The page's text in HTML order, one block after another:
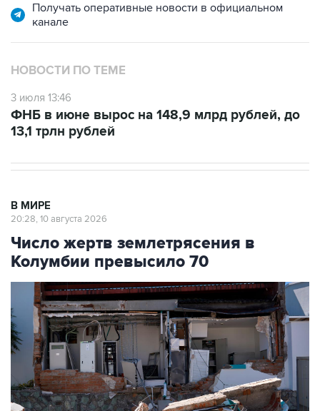
Получать оперативные новости в официальном
канале
НОВОСТИ ПО ТЕМЕ
3 июля 13:46
ФНБ в июне вырос на 148,9 млрд рублей, до
13,1 трлн рублей
В МИРЕ
20:28, 10 августа 2026
Число жертв землетрясения в
Колумбии превысило 70